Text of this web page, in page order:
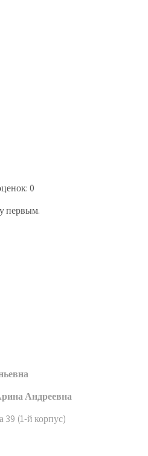
0
первым.
Андреевна
39 (1-й корпус)